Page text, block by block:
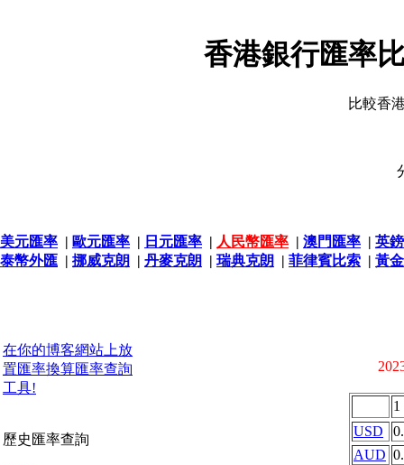
香港銀行匯率
比較香
美元匯率 | 歐元匯率 | 日元匯率 | 人民幣匯率 | 澳門匯率 | 英
泰幣外匯 | 挪威克朗 | 丹麥克朗 | 瑞典克朗 | 菲律賓比索 | 黃
在你的博客網站上放
置匯率換算匯率查詢
工具!
歷史匯率查詢
1
USD
AUD